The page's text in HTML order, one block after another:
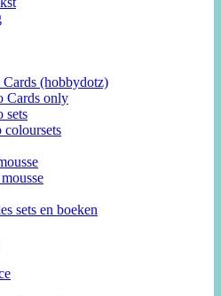
(hobbydotz)
Cards only
sets
coloursets
sets en boeken